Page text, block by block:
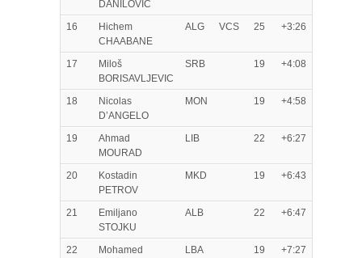
DANILOVIC
16
Hichem
CHAABANE
ALG VCS 25 +3:26
17
Miloš
BORISAVLJEVIC
SRB 19 +4:08
18
Nicolas
D’ANGELO
MON 19 +4:58
19
Ahmad
MOURAD
LIB 22 +6:27
20
Kostadin
PETROV
MKD 19 +6:43
21
Emiljano
STOJKU
ALB 22 +6:47
22
Mohamed
LBA 19 +7:27